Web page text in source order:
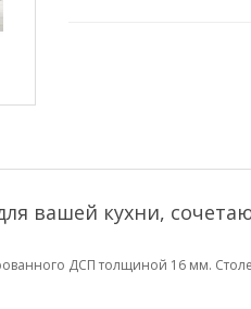
вашей кухни,
ДСП толщиной 16 мм.